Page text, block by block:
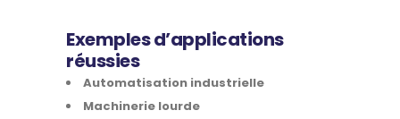
Exemples d’applications
réussies
Automatisation industrielle
Machinerie lourde